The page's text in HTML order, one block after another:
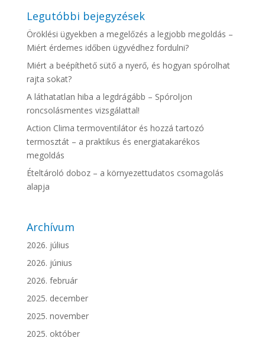
Legutóbbi bejegyzések
Öröklési ügyekben a megelőzés a legjobb megoldás –
Miért érdemes időben ügyvédhez fordulni?
Miért a beépíthető sütő a nyerő, és hogyan spórolhat
rajta sokat?
A láthatatlan hiba a legdrágább – Spóroljon
roncsolásmentes vizsgálattal!
Action Clima termoventilátor és hozzá tartozó
termosztát – a praktikus és energiatakarékos
megoldás
Ételtároló doboz – a környezettudatos csomagolás
alapja
Archívum
2026. július
2026. június
2026. február
2025. december
2025. november
2025. október